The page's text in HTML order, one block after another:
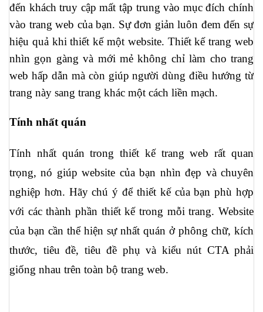
đến khách truy cập mất tập trung vào mục đích chính
vào trang web của bạn. Sự đơn giản luôn đem đến sự
hiệu quả khi thiết kế một website. Thiết kế trang web
nhìn gọn gàng và mới mẻ không chỉ làm cho trang
web hấp dẫn mà còn giúp người dùng điều hướng từ
trang này sang trang khác một cách liền mạch.
Tính nhất quán
Tính nhất quán trong thiết kế trang web rất quan
trọng, nó giúp website của bạn nhìn đẹp và chuyên
nghiệp hơn. Hãy chú ý để thiết kế của bạn phù hợp
với các thành phần thiết kế trong mỗi trang. Website
của bạn cần thể hiện sự nhất quán ở phông chữ, kích
thước, tiêu đề, tiêu đề phụ và kiểu nút CTA phải
giống nhau trên toàn bộ trang web.